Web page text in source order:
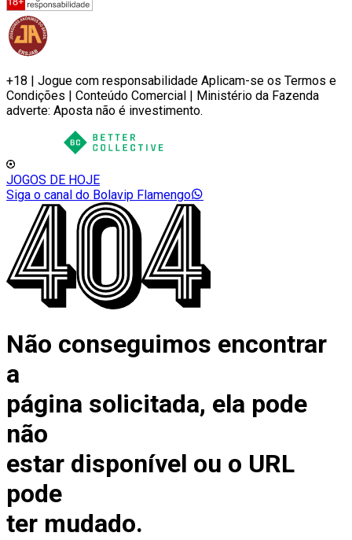
+18 | Jogue com responsabilidade Aplicam-se os Termos e
Condições | Conteúdo Comercial | Ministério da Fazenda
adverte: Aposta não é investimento.
JOGOS DE HOJE
Siga o canal do Bolavip Flamengo
Não conseguimos encontrar
a
página solicitada, ela pode
não
estar disponível ou o URL
pode
ter mudado.